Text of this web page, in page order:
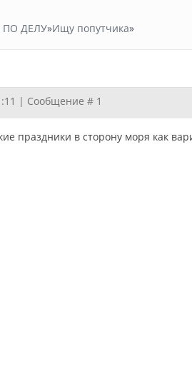
ПО ДЕЛУ»Ищу попутчика»
| Сообщение # 1
праздники в сторону моря как